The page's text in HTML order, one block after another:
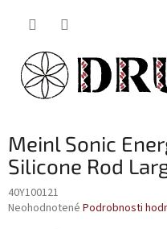
Meinl Sonic
Silicone Rod
40Y100121
Priemerné
Neohodnotené Podrobnosti